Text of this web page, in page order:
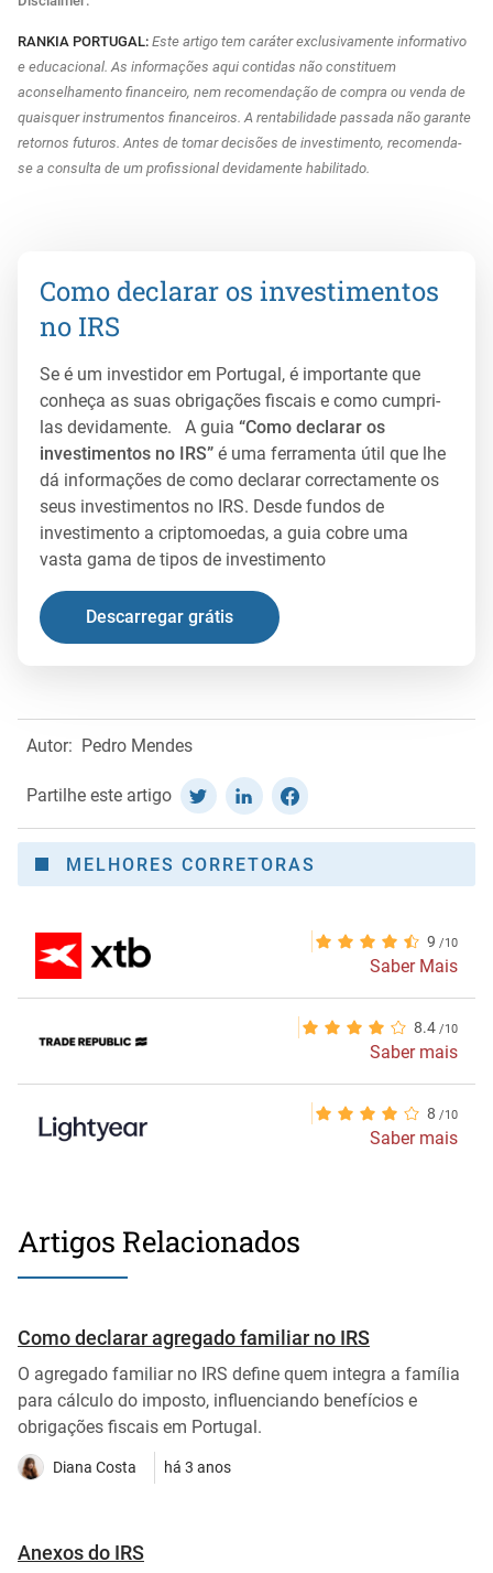
RANKIA PORTUGAL: Este artigo tem caráter exclusivamente informativo
e educacional. As informações aqui contidas não constituem
aconselhamento financeiro, nem recomendação de compra ou venda de
quaisquer instrumentos financeiros. A rentabilidade passada não garante
retornos futuros. Antes de tomar decisões de investimento, recomenda-
se a consulta de um profissional devidamente habilitado.
Como declarar os investimentos
no IRS
Se é um investidor em Portugal, é importante que
conheça as suas obrigações fiscais e como cumpri-
las devidamente. A guia “Como declarar os
investimentos no IRS” é uma ferramenta útil que lhe
dá informações de como declarar correctamente os
seus investimentos no IRS. Desde fundos de
investimento a criptomoedas, a guia cobre uma
vasta gama de tipos de investimento
Descarregar grátis
Autor: Pedro Mendes
Partilhe este artigo
MELHORES CORRETORAS
9
Saber Mais
8.4
Saber mais
8
Saber mais
Artigos Relacionados
Como declarar agregado familiar no IRS
O agregado familiar no IRS define quem integra a família
para cálculo do imposto, influenciando benefícios e
obrigações fiscais em Portugal.
Diana Costa há 3 anos
Anexos do IRS